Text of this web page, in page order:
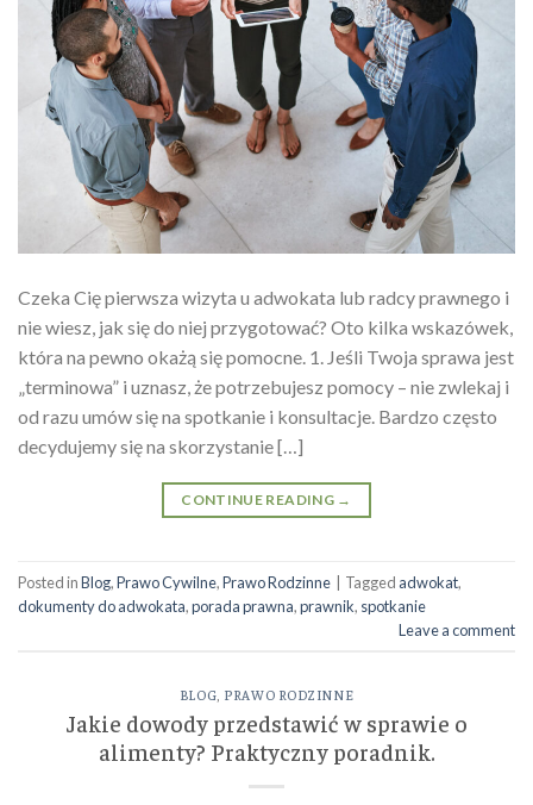
Czeka Cię pierwsza wizyta u adwokata lub radcy prawnego i
nie wiesz, jak się do niej przygotować? Oto kilka wskazówek,
która na pewno okażą się pomocne. 1. Jeśli Twoja sprawa jest
„terminowa” i uznasz, że potrzebujesz pomocy – nie zwlekaj i
od razu umów się na spotkanie i konsultacje. Bardzo często
decydujemy się na skorzystanie […]
CONTINUE READING →
Posted inBlog,Prawo Cywilne,Prawo Rodzinne Tagged adwokat,
dokumenty do adwokata,porada prawna,prawnik, spotkanie
Leave a comment
BLOG PRAWO RODZINNE
Jakie dowody przedstawić w sprawie o
alimenty? Praktyczny poradnik.